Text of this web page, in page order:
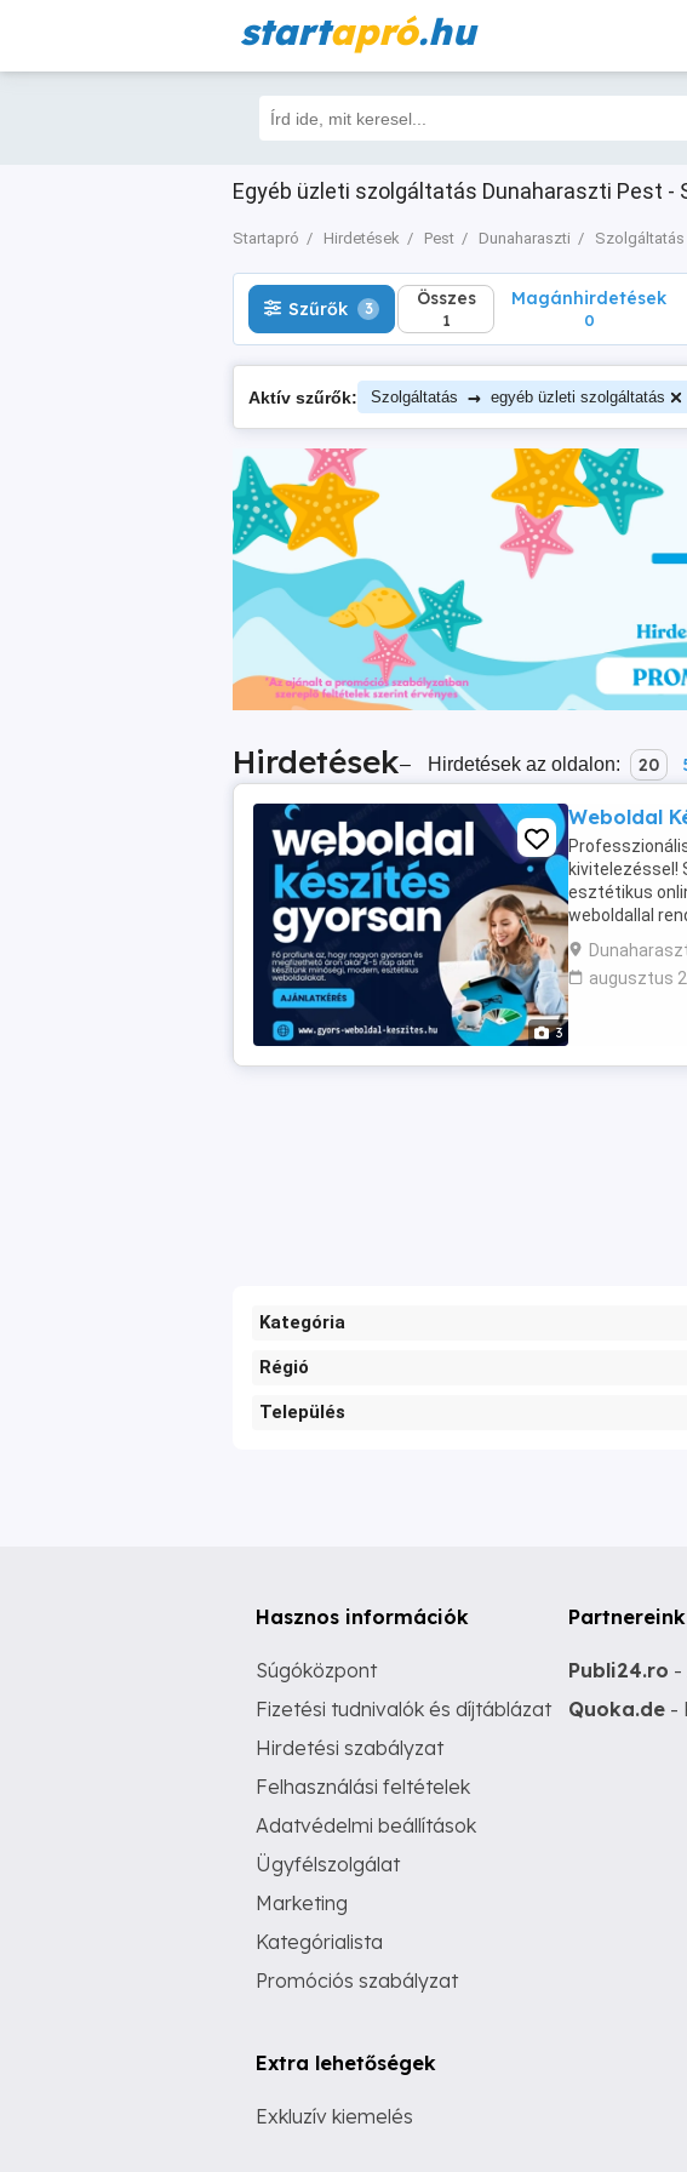
startapró.hu
Egyéb üzleti szolgáltatás Dunaharaszti Pest -
Startapró Hirdetések Pest Dunaharaszti Szolgáltatás
Szűrők 3 Összes
1
Szűrők 3 Összes
1
Magánhirdetések
0
Aktív szűrők: Szolgáltatás → egyéb üzleti szolgáltatás
Hirdetések– Hirdetések az oldalon: 20
3
Weboldal
kivitelezéssel!
esztétikus
weboldallal
mai cégnek.
augusztus 2
Kategória
Régió
Település
Hasznos információk
Súgóközpont
Fizetési tudnivalók és díjtáblázat
Hirdetési szabályzat
Felhasználási feltételek
Adatvédelmi beállítások
Ügyfélszolgálat
Marketing
Kategórialista
Promóciós szabályzat
Extra lehetőségek
Exkluzív kiemelés
Partnereink
Publi24.ro -
Quoka.de -